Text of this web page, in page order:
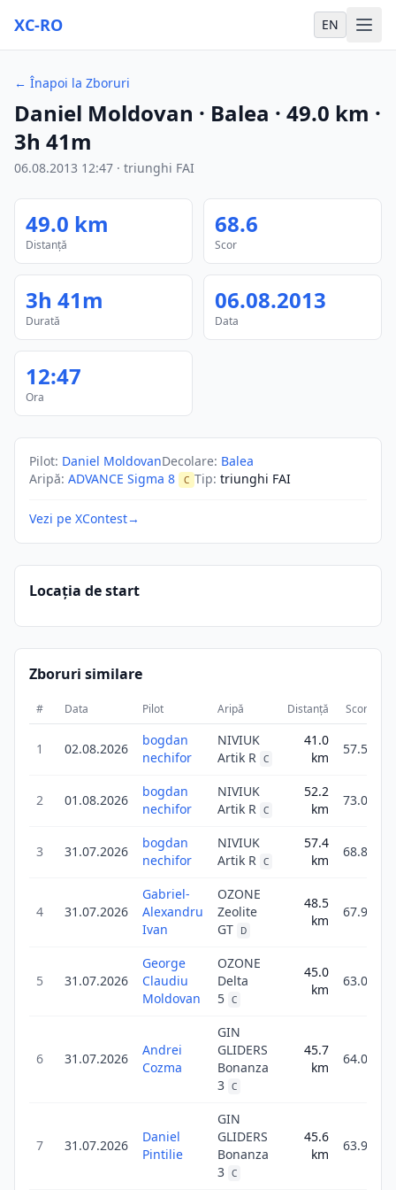
XC-RO EN
← Înapoi la Zboruri
Daniel Moldovan · Balea · 49.0 km ·
3h 41m
06.08.2013 12:47 · triunghi FAI
49.0 km
Distanță
68.6
Scor
3h 41m
Durată
06.08.2013
Data
12:47
Ora
Pilot: Daniel MoldovanDecolare: Balea
Aripă: ADVANCE Sigma 8 C Tip: triunghi FAI
Vezi pe XContest→
Locația de start
Zboruri similare
# Data Pilot Aripă Distanță Scor
1 02.08.2026
bogdan
nechifor
NIVIUK
Artik R C
41.0
km
57.5
2 01.08.2026
bogdan
nechifor
NIVIUK
Artik R C
52.2
km
73.0
3 31.07.2026
bogdan
nechifor
NIVIUK
Artik R C
57.4
km
68.8
4 31.07.2026
Gabriel-
Alexandru
Ivan
OZONE
Zeolite
GT
D
48.5
km
67.9
5 31.07.2026
George
Claudiu
Moldovan
OZONE
Delta
5 C
45.0
km
63.0
6 31.07.2026
Andrei
Cozma
GIN
GLIDERS
Bonanza
3 C
45.7
km
64.0
7 31.07.2026
Daniel
Pintilie
GIN
GLIDERS
Bonanza
3 C
45.6
km
63.9